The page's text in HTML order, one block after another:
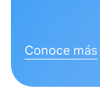
Conoce más